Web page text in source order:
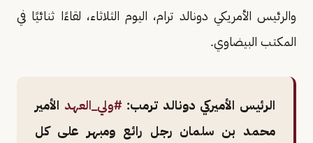
والرئيس الأمريكي دونالد ترام، اليوم الثلاثاء، لقاءًا ثنائيًا في
المكتب البيضاوي.
الرئيس الأميركي دونالد ترمب:#ولي_العهد الأمير
محمد بن سلمان رجل رائع ومبهر على كل